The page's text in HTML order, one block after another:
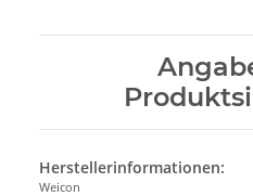
Herstellerinformationen:
Weicon